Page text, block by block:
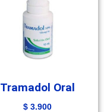
Tramadol Oral
$ 3.900